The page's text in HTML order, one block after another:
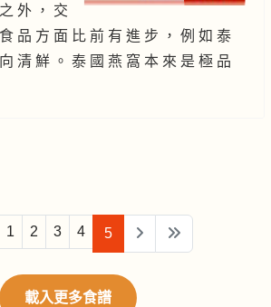
外 ， 交
品 方 面 比 前 有 進 步 ， 例 如 泰
清 鮮 。 泰 國 燕 窩 本 來 是 極 品
1 2 3 4 5
載入更多食譜